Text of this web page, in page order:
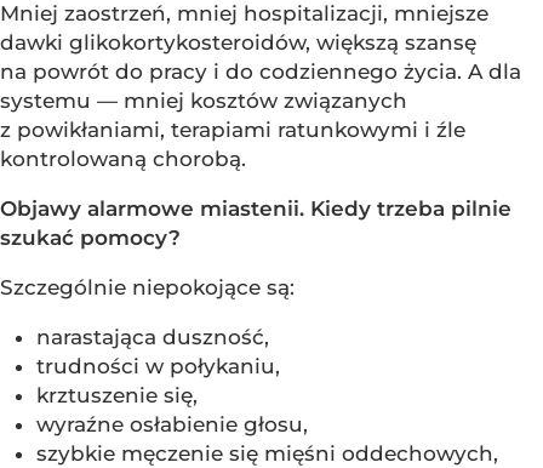
Mniej zaostrzeń, mniej hospitalizacji, mniejsze
dawki glikokortykosteroidów, większą szansę
na powrót do pracy i do codziennego życia. A dla
systemu — mniej kosztów związanych
z powikłaniami, terapiami ratunkowymi i źle
kontrolowaną chorobą.
Objawy alarmowe miastenii. Kiedy trzeba pilnie
szukać pomocy?
Szczególnie niepokojące są:
narastająca duszność,
trudności w połykaniu,
krztuszenie się,
wyraźne osłabienie głosu,
szybkie męczenie się mięśni oddechowych,